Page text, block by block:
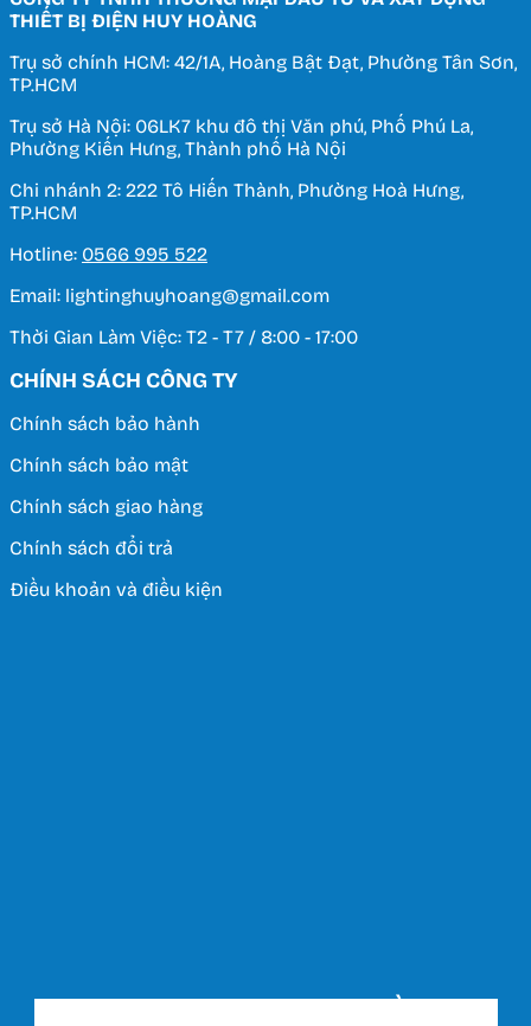
THIẾT BỊ ĐIỆN HUY HOÀNG
Trụ sở chính HCM: 42/1A, Hoàng Bật Đạt, Phường Tân Sơn,
TP.HCM
Trụ sở Hà Nội: 06LK7 khu đô thị Văn phú, Phố Phú La,
Phường Kiến Hưng, Thành phố Hà Nội
Chi nhánh 2: 222 Tô Hiến Thành, Phường Hoà Hưng,
TP.HCM
Hotline: 0566 995 522
Email: lightinghuyhoang@gmail.com
Thời Gian Làm Việc: T2 - T7 / 8:00 - 17:00
CHÍNH SÁCH CÔNG TY
Chính sách bảo hành
Chính sách bảo mật
Chính sách giao hàng
Chính sách đổi trả
Điều khoản và điều kiện